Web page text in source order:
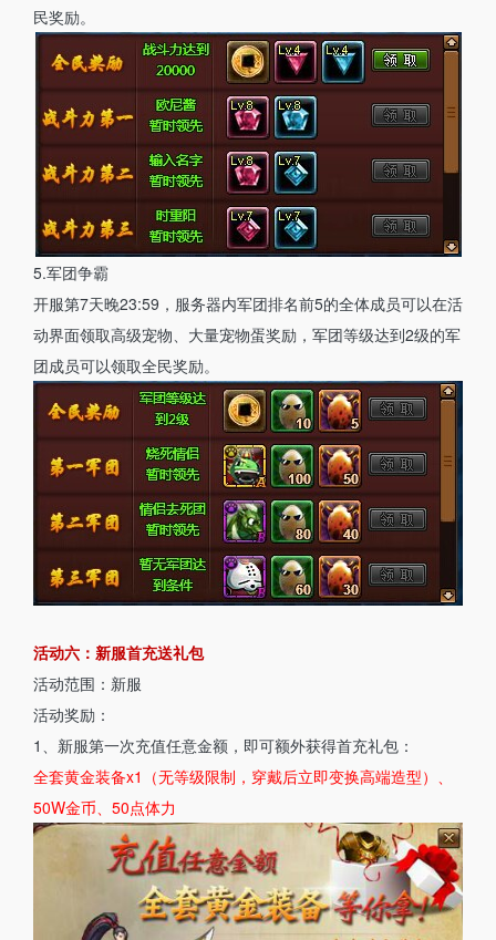
民奖励。
5.军团争霸
开服第7天晚23:59，服务器内军团排名前5的全体成员可以在活
动界面领取高级宠物、大量宠物蛋奖励，军团等级达到2级的军
团成员可以领取全民奖励。
活动六：新服首充送礼包
活动范围：新服
活动奖励：
1、新服第一次充值任意金额，即可额外获得首充礼包：
全套黄金装备x1（无等级限制，穿戴后立即变换高端造型）、
50W金币、50点体力